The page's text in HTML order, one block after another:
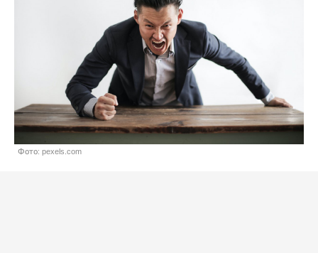
Фото: pexels.com